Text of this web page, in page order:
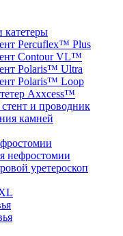
катетеры
Percuflex™ Plus
Contour VL™
Polaris™ Ultra
Polaris™ Loop
Axxcess™
и проводник
камней
нефростомии
уретероскоп